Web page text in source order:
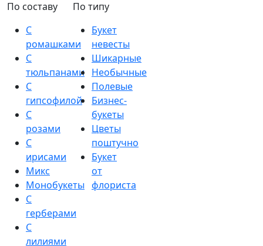
По составу
С
ромашками
С
тюльпанами
С
гипсофилой
С
розами
С
ирисами
Микс
Монобукеты
С
герберами
С
лилиями
По типу
Букет
невесты
Шикарные
Необычные
Полевые
Бизнес-
букеты
Цветы
поштучно
Букет
от
флориста